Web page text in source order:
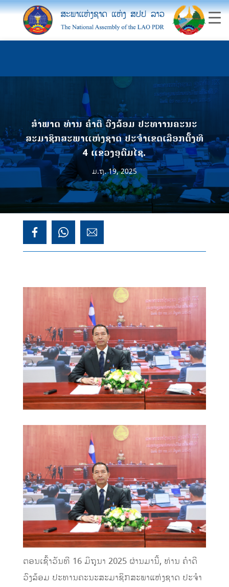
ສຳພາດ ທ່ານ ຄໍາດີ ວົງລ້ອມ ປະທາານຄະນະ
ສະມາຊິກສະພາແຫ່ງຊາດ ປະຈໍາເຂດເລືອກຕັ້ງທີ
4 ແຂວງອຸດົມໄຊ.
ມ.ຖ. 19, 2025
ຕອນເຊົ້າວັນທີ 16 ມິຖຸນາ 2025 ຜ່ານມານີ້, ທ່ານ ຄໍາດີ
ວົງລ້ອມ ປະທານຄະນະສະມາຊິກສະພາແຫ່ງຊາດ ປະຈໍາ